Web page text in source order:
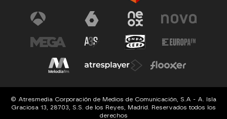
© Atresmedia Corporación de Medios de Comunicación, S.A - A. Isla
Graciosa 13, 28703, S.S. de los Reyes, Madrid. Reservados todos los
derechos